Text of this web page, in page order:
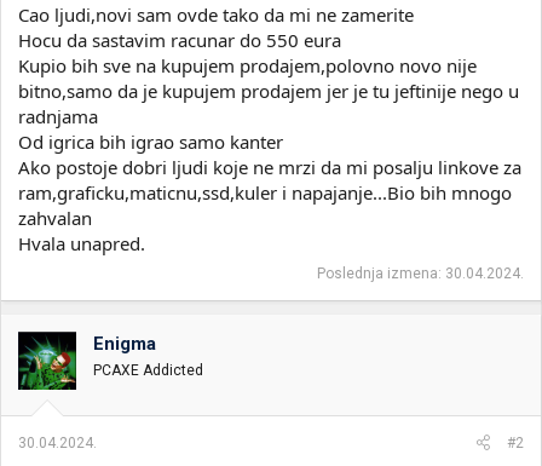
j
a
Cao ljudi,novi sam ovde tako da mi ne zamerite
Hocu da sastavim racunar do 550 eura
Kupio bih sve na kupujem prodajem,polovno novo nije
bitno,samo da je kupujem prodajem jer je tu jeftinije nego u
radnjama
Od igrica bih igrao samo kanter
Ako postoje dobri ljudi koje ne mrzi da mi posalju linkove za
ram,graficku,maticnu,ssd,kuler i napajanje...Bio bih mnogo
zahvalan
Hvala unapred.
Poslednja izmena: 30.04.2024.
Enigma
PCAXE Addicted
30.04.2024. #2